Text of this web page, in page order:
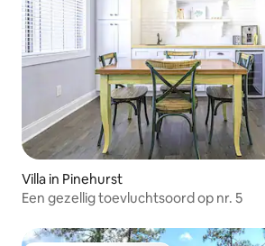
Villa in Pinehurst
Een gezellig toevluchtsoord op nr. 5